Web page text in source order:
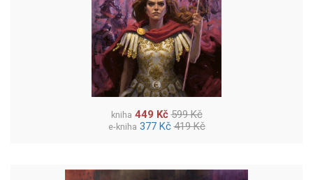
kniha 449 Kč 599 Kč
e-kniha 377 Kč 419 Kč